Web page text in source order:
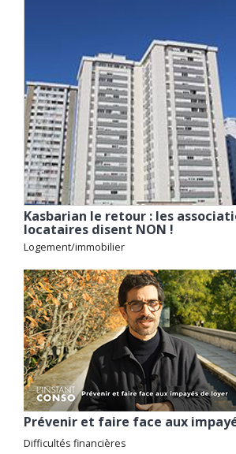
Kasbarian le retour : les
locataires disent NON !
Logement/immobilier
Prévenir et faire face aux
Difficultés financières